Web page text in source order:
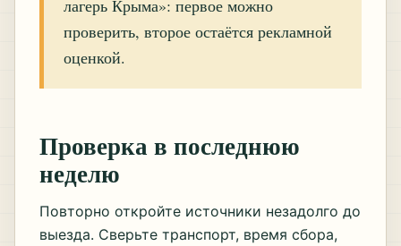
лагерь Крыма»: первое можно
проверить, второе остаётся рекламной
оценкой.
Проверка в последнюю
неделю
Повторно откройте источники незадолго до
выезда. Сверьте транспорт, время сбора,